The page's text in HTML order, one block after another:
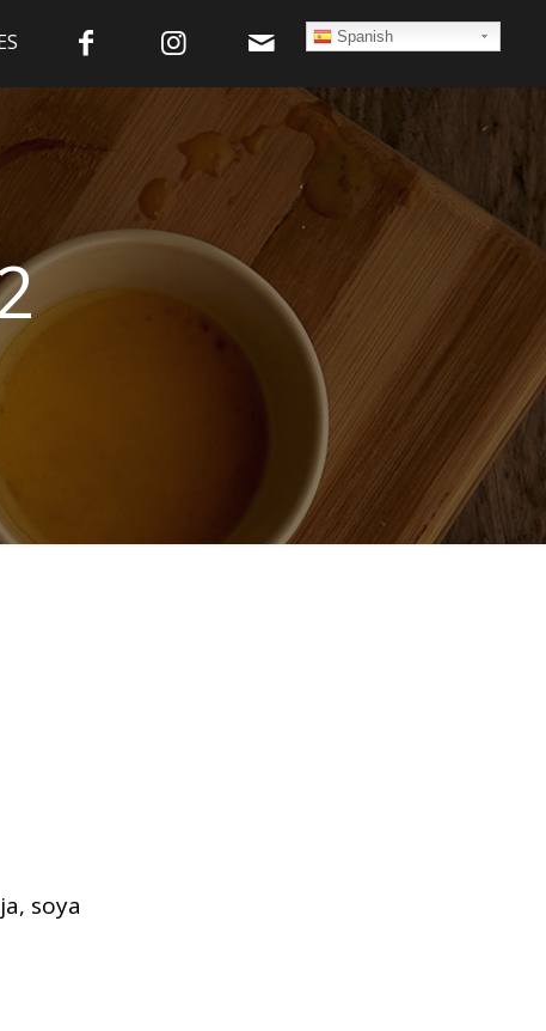
Spanish
soya